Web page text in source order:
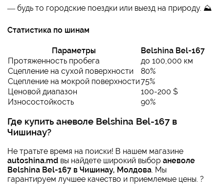
— будь то городские поездки или выезд на природу. ⛰️
Статистика по шинам
Параметры
Belshina Bel-167
Протяженность пробега
до 100,000 км
Сцепление на сухой поверхности
80%
Сцепление на мокрой поверхности75%
Ценовой диапазон
100-200 $
Износостойкость
90%
Где купить аневоле Belshina Bel-167в
Чишинау?
Не тратьте время на поиски! В нашем магазине
autoshina.md вы найдете широкий выбор аневоле
Belshina Bel-167 в Чишинау, Молдова. Мы
гарантируем лучшее качество и приемлемые цены. ?